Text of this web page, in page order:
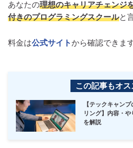
あなたの理想のキャリアチェンジ
付きのプログラミングスクールと
料金は公式サイトから確認できます
この記事もオス
【テックキャン
リング】内容・
を解説